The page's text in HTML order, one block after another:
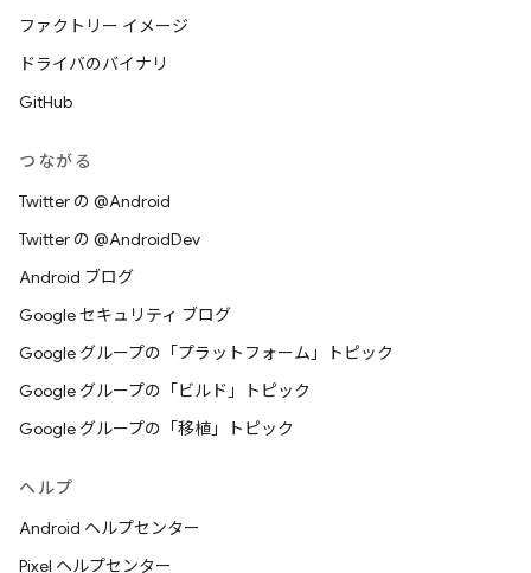
ファクトリー イメージ
ドライバのバイナリ
GitHub
つながる
Twitter の @Android
Twitter の @AndroidDev
Android ブログ
Google セキュリティ ブログ
Google グループの「プラットフォーム」トピック
Google グループの「ビルド」トピック
Google グループの「移植」トピック
ヘルプ
Android ヘルプセンター
Pixel ヘルプセンター